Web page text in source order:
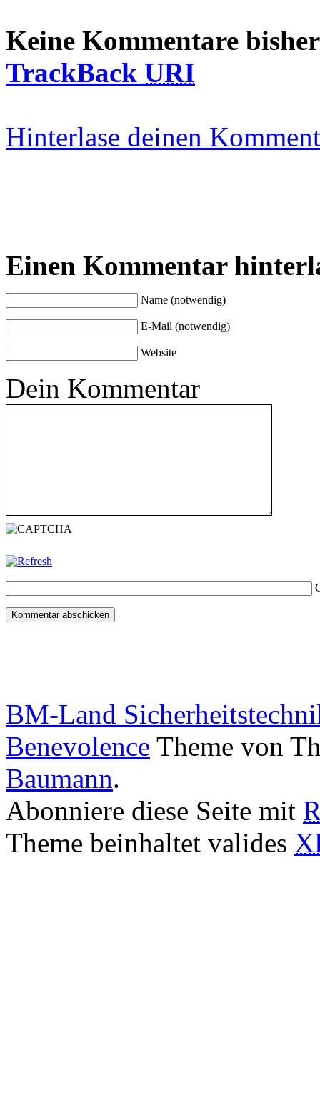
Keine Kommentare
TrackBack URI
Hinterlase deinen
Einen Kommentar
Name (notwendig)
E-Mail (notwendig)
Website
Dein Kommentar
BM-Land
Benevolence Theme von
Baumann.
Abonniere diese Seite mit
Theme beinhaltet valides